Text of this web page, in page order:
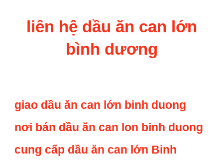
liên hệ dầu ăn can lớn
bình dương
giao dầu ăn can lớn binh duong
nơi bán dầu ăn can lon binh duong
cung cấp dầu ăn can lớn Binh